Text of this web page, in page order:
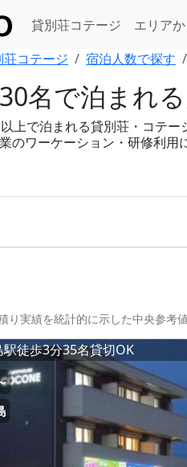
貸別荘コテージ エリア
荘コテージ 宿泊人数で探す
名で泊まれ
上で泊まれる貸別荘・コテ
のワーケーション・研修利用
り実績を統計的に示した中央参考
駅徒歩3分35名貸切OK